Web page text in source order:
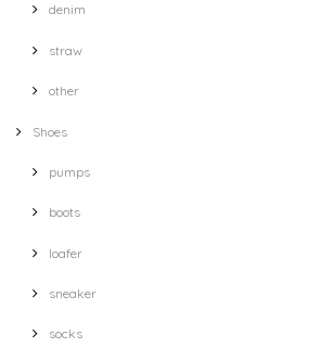
denim
straw
other
Shoes
pumps
boots
loafer
sneaker
socks